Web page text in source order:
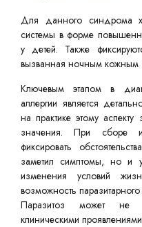
Для данного синдрома
системы в форме
у детей. Также
вызванная ночным кожным
Ключевым этапом в
аллергии является
на практике этому
значения. При сборе
фиксировать
заметил симптомы, но и
изменения условий
возможность
Паразитоз может не
клиническими